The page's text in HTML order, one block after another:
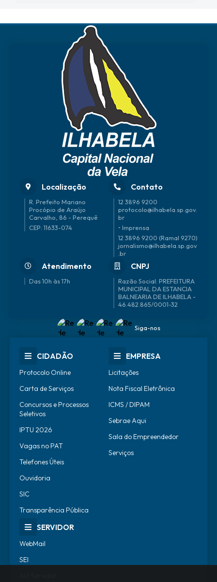
Localização
R. Prefeito Mariano
Procópio de Araújo
Carvalho, 86 - Perequê
CEP: 11633-074
Contato
12 3896 9200
protocolo@ilhabela.sp.gov.
br
• Imprensa
12 3896 9200 (Ramal 9270)
jornalismo@ilhabela.sp.gov
.br
Atendimento
Das 10h às 17h
CNPJ
46.482.865/0001-32
Siga-nos
CIDADÃO
Protocolo Online
Carta de Serviços
Concursos e Processos
Seletivos
IPTU 2026
Vagas no PAT
Telefones Úteis
Ouvidoria
SIC
Transparência Pública
EMPRESA
Licitações
Nota Fiscal Eletrônica
ICMS / DIPAM
Sebrae Aqui
Sala do Empreendedor
Serviços
SERVIDOR
WebMail
SEI